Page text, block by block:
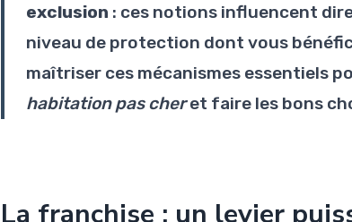
exclusion : ces notions influencent
niveau de protection dont vous
maîtriser ces mécanismes essentiels
habitation pas cheret faire les bons
La franchise : un levier